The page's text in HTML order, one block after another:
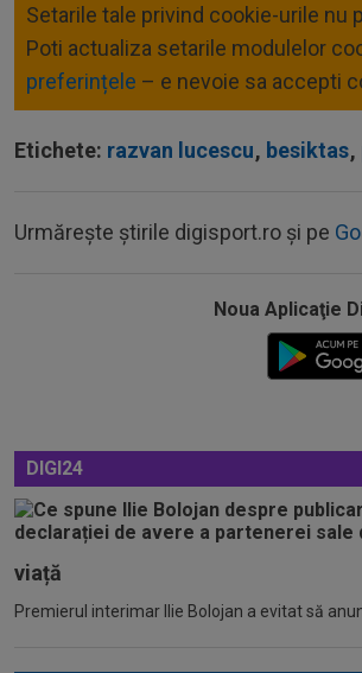
Setarile tale privind cookie-urile
Poti actualiza setarile modulelor
preferințele – e nevoie sa accepti
Etichete: razvan lucescu, besiktas,
Urmărește știrile digisport.ro și pe
Noua Aplicaţie
DIGI24
viață
Premierul interimar Ilie Bolojan a evitat să